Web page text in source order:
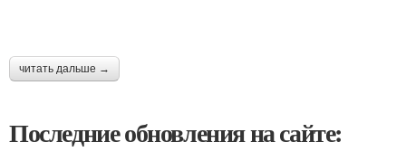
читать дальше →
Последние обновления на сайте: